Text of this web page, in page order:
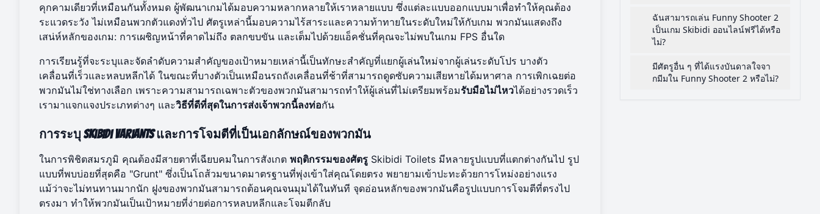
คุกคามเดียวที่เหมือนกันทั้งหมด ผู้พัฒนาเกมได้มอบความหลากหลายให้เราหลายแบบ ซึ่งแต่ละแบบออกแบบมาเพื่อทำให้คุณต้อง
ระแวดระวัง ไม่เหมือนพวกตัวแดงทั่วไป ศัตรูเหล่านี้มอบความไร้สาระและความท้าทายในระดับใหม่ให้กับเกม พวกมันแสดงถึง
เสน่ห์หลักของเกม: การเผชิญหน้าที่คาดไม่ถึง ตลกขบขัน และเต็มไปด้วยแอ็คชั่นที่คุณจะไม่พบในเกม FPS อื่นใด
การเรียนรู้ที่จะระบุและจัดลำดับความสำคัญของเป้าหมายเหล่านี้เป็นทักษะสำคัญที่แยกผู้เล่นใหม่จากผู้เล่นระดับโปร บางตัว
เคลื่อนที่เร็วและหลบหลีกได้ ในขณะที่บางตัวเป็นเหมือนรถถังเคลื่อนที่ช้าที่สามารถดูดซับความเสียหายได้มหาศาล การเพิกเฉยต่อ
พวกมันไม่ใช่ทางเลือก เพราะความสามารถเฉพาะตัวของพวกมันสามารถทำให้ผู้เล่นที่ไม่เตรียมพร้อมรับมือไม่ไหวได้อย่างรวดเร็ว
เรามาแจกแจงประเภทต่างๆ และวิธีที่ดีที่สุดในการส่งเจ้าพวกนี้ลงท่อกัน
การระบุ Skibidi Variants และการโจมตีที่เป็นเอกลักษณ์ของพวกมัน
ในการพิชิตสมรภูมิ คุณต้องมีสายตาที่เฉียบคมในการสังเกต พฤติกรรมของศัตรู Skibidi Toilets มีหลายรูปแบบที่แตกต่างกันไป รูป
แบบที่พบบ่อยที่สุดคือ "Grunt" ซึ่งเป็นโถส้วมขนาดมาตรฐานที่พุ่งเข้าใส่คุณโดยตรง พยายามเข้าปะทะด้วยการโหม่งอย่างแรง
แม้ว่าจะไม่ทนทานมากนัก ฝูงของพวกมันสามารถต้อนคุณจนมุมได้ในทันที จุดอ่อนหลักของพวกมันคือรูปแบบการโจมตีที่ตรงไป
ตรงมา ทำให้พวกมันเป็นเป้าหมายที่ง่ายต่อการหลบหลีกและโจมตีกลับ
ฉันสามารถเล่น Funny Shooter 2
เป็นเกม Skibidi ออนไลน์ฟรีได้หรือ
ไม่?
มีศัตรูอื่น ๆ ที่ได้แรงบันดาลใจจา
กมีมใน Funny Shooter 2 หรือไม่?